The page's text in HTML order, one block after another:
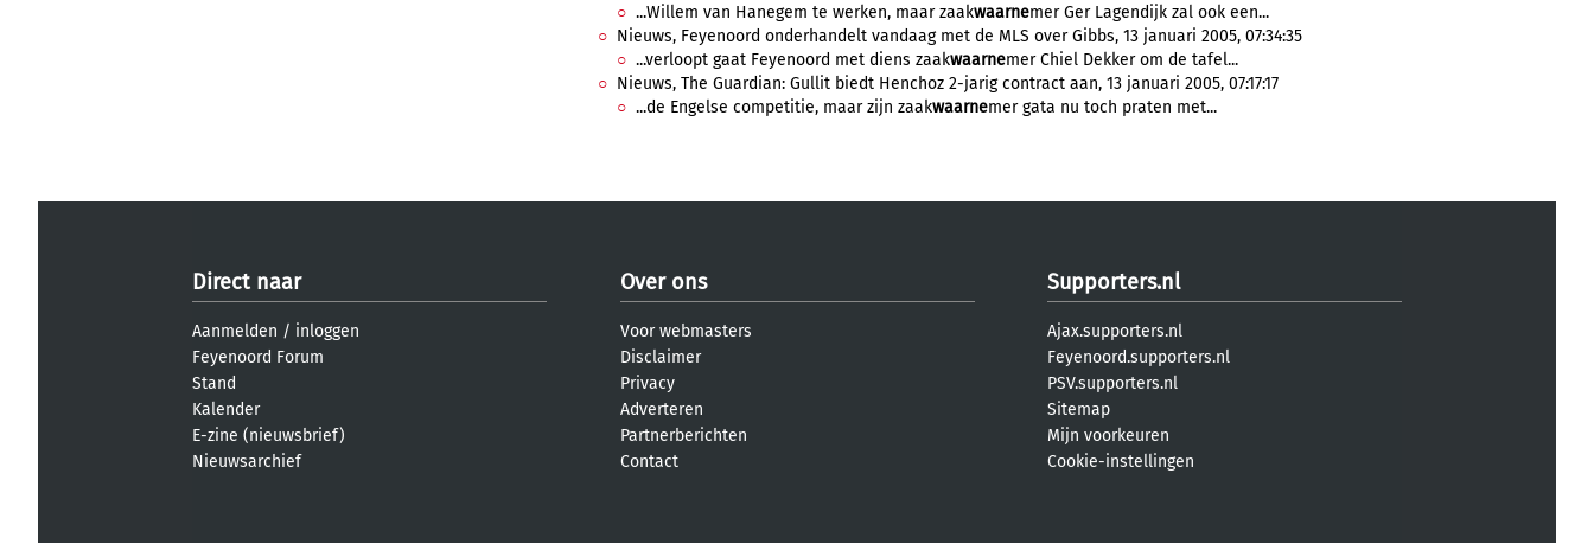
...Willem van Hanegem te werken, maar zaakwaarnemer Ger Lagendijk zal ook een...
Nieuws, Feyenoord onderhandelt vandaag met de MLS over Gibbs, 13 januari 2005, 07:34:35
...verloopt gaat Feyenoord met diens zaakwaarnemer Chiel Dekker om de tafel...
Nieuws, The Guardian: Gullit biedt Henchoz 2-jarig contract aan, 13 januari 2005, 07:17:17
...de Engelse competitie, maar zijn zaakwaarnemer gata nu toch praten met...
Direct naar
Aanmelden / inloggen
Feyenoord Forum
Stand
Kalender
E-zine (nieuwsbrief)
Nieuwsarchief
Over ons
Voor webmasters
Disclaimer
Privacy
Adverteren
Partnerberichten
Contact
Supporters.nl
Ajax.supporters.nl
Feyenoord.supporters.nl
PSV.supporters.nl
Sitemap
Mijn voorkeuren
Cookie-instellingen